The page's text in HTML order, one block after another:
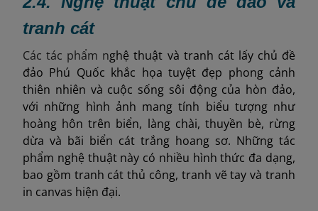
tranh cát
Các tác phẩm nghệ thuật và tranh cát lấy chủ đề
đảo Phú Quốc khắc họa tuyệt đẹp phong cảnh
thiên nhiên và cuộc sống sôi động của hòn đảo,
với những hình ảnh mang tính biểu tượng như
hoàng hôn trên biển, làng chài, thuyền bè, rừng
dừa và bãi biển cát trắng hoang sơ. Những tác
phẩm nghệ thuật này có nhiều hình thức đa dạng,
bao gồm tranh cát thủ công, tranh vẽ tay và tranh
in canvas hiện đại.